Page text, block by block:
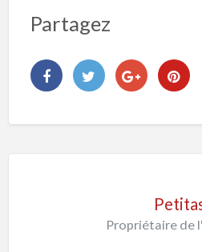
Partagez
Propriétaire de